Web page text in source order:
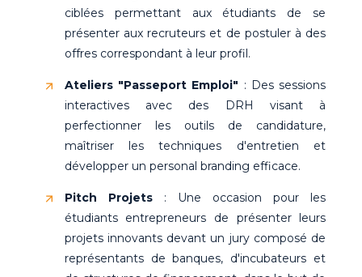
ciblées permettant aux étudiants de se
présenter aux recruteurs et de postuler à des
offres correspondant à leur profil.
Ateliers "Passeport Emploi" : Des sessions
interactives avec des DRH visant à
perfectionner les outils de candidature,
maîtriser les techniques d'entretien et
développer un personal branding efficace.
Pitch Projets : Une occasion pour les
étudiants entrepreneurs de présenter leurs
projets innovants devant un jury composé de
représentants de banques, d'incubateurs et